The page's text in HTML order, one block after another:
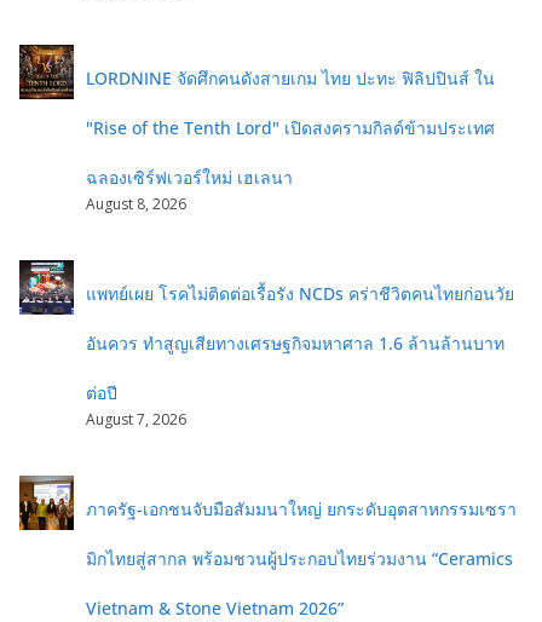
LORDNINE จัดศึกคนดังสายเกม ไทย ปะทะ ฟิลิปปินส์ ใน
"Rise of the Tenth Lord" เปิดสงครามกิลด์ข้ามประเทศ
ฉลองเซิร์ฟเวอร์ใหม่ เฮเลนา
August 8, 2026
แพทย์เผย โรคไม่ติดต่อเรื้อรัง NCDs คร่าชีวิตคนไทยก่อนวัย
อันควร ทำสูญเสียทางเศรษฐกิจมหาศาล 1.6 ล้านล้านบาท
ต่อปี
August 7, 2026
ภาครัฐ-เอกชนจับมือสัมมนาใหญ่ ยกระดับอุตสาหกรรมเซรา
มิกไทยสู่สากล พร้อมชวนผู้ประกอบไทยร่วมงาน “Ceramics
Vietnam & Stone Vietnam 2026”